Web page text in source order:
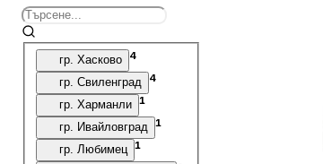
гр. Хасково 4
гр. Свиленград 4
гр. Харманли 1
гр. Ивайловград 1
гр. Любимец 1